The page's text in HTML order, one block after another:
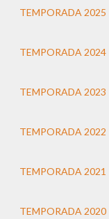
TEMPORADA 2025
TEMPORADA 2024
TEMPORADA 2023
TEMPORADA 2022
TEMPORADA 2021
TEMPORADA 2020